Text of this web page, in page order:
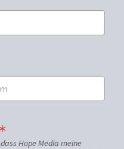
Hope Media meine